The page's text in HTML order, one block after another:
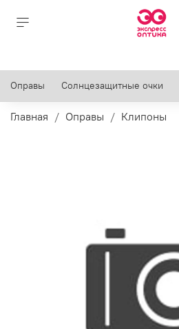
Оправы Солнцезащитные очки
Главная Оправы Клипоны